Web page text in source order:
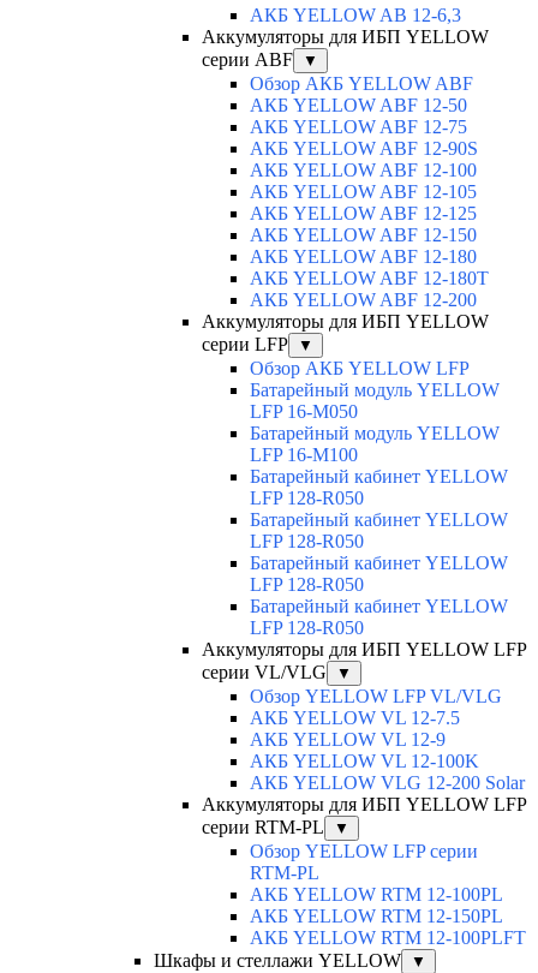
АКБ YELLOW AB 12-6,3
Аккумуляторы для ИБП YELLOW
серии ABF
▼
Обзор АКБ YELLOW ABF
АКБ YELLOW ABF 12-50
АКБ YELLOW ABF 12-75
АКБ YELLOW ABF 12-90S
АКБ YELLOW ABF 12-100
АКБ YELLOW ABF 12-105
АКБ YELLOW ABF 12-125
АКБ YELLOW ABF 12-150
АКБ YELLOW ABF 12-180
АКБ YELLOW ABF 12-180Т
АКБ YELLOW ABF 12-200
Аккумуляторы для ИБП YELLOW
серии LFP
▼
Обзор АКБ YELLOW LFP
Батарейный модуль YELLOW
LFP 16-M050
Батарейный модуль YELLOW
LFP 16-M100
Батарейный кабинет YELLOW
LFP 128-R050
Батарейный кабинет YELLOW
LFP 128-R050
Батарейный кабинет YELLOW
LFP 128-R050
Батарейный кабинет YELLOW
LFP 128-R050
Аккумуляторы для ИБП YELLOW LFP
серии VL/VLG
▼
Обзор YELLOW LFP VL/VLG
АКБ YELLOW VL 12-7.5
АКБ YELLOW VL 12-9
АКБ YELLOW VL 12-100K
АКБ YELLOW VLG 12-200 Solar
Аккумуляторы для ИБП YELLOW LFP
серии RTM-PL
▼
Обзор YELLOW LFP серии
RTM-PL
АКБ YELLOW RTM 12-100PL
АКБ YELLOW RTM 12-150PL
АКБ YELLOW RTM 12-100PLFT
Шкафы и стеллажи YELLOW
▼